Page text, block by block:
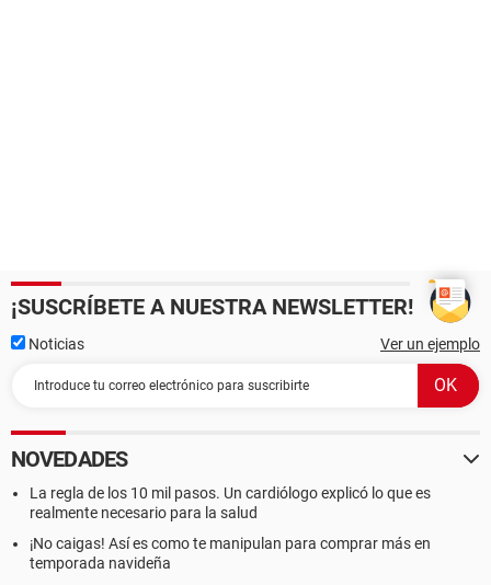
¡SUSCRÍBETE A NUESTRA NEWSLETTER!
Noticias Ver un ejemplo
NOVEDADES
La regla de los 10 mil pasos. Un cardiólogo explicó lo que es
realmente necesario para la salud
¡No caigas! Así es como te manipulan para comprar más en
temporada navideña